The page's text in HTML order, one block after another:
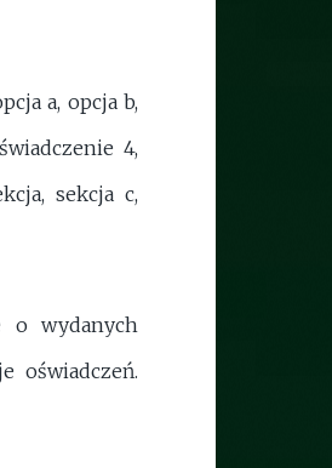
a, opcja b,
4,
sekcja c,
o wydanych
oświadczeń.